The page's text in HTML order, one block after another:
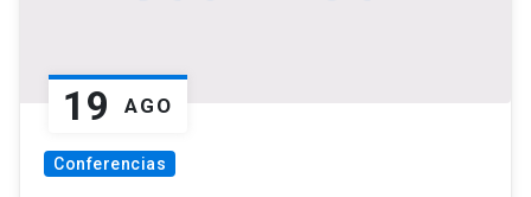
19 AGO
Conferencias